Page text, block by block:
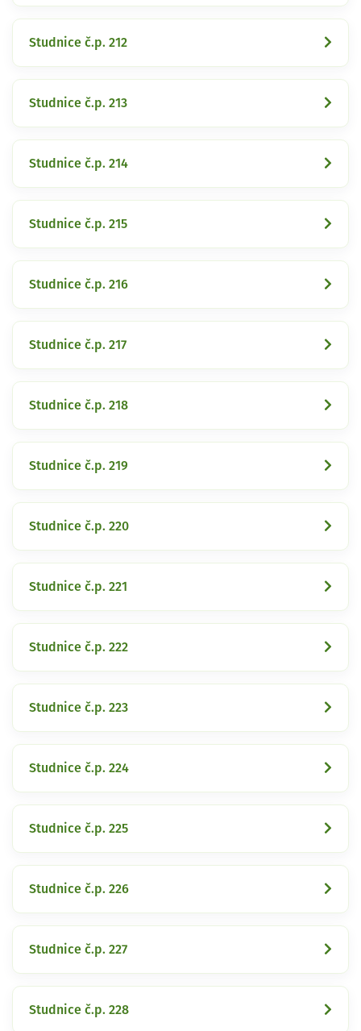
Studnice č.p. 212
Studnice č.p. 213
Studnice č.p. 214
Studnice č.p. 215
Studnice č.p. 216
Studnice č.p. 217
Studnice č.p. 218
Studnice č.p. 219
Studnice č.p. 220
Studnice č.p. 221
Studnice č.p. 222
Studnice č.p. 223
Studnice č.p. 224
Studnice č.p. 225
Studnice č.p. 226
Studnice č.p. 227
Studnice č.p. 228